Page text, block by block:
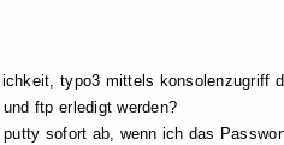
typo3 mittels konsolenzugriff
ftp erledigt werden?
sofort ab, wenn ich das